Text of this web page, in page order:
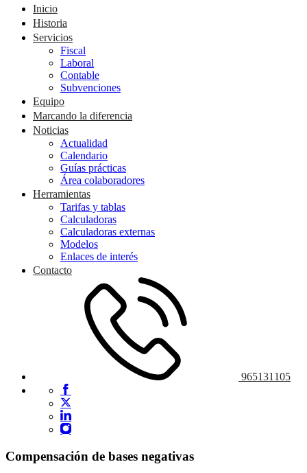
Inicio
Historia
Servicios
Fiscal
Laboral
Contable
Subvenciones
Equipo
Marcando la diferencia
Noticias
Actualidad
Calendario
Guías prácticas
Área colaboradores
Herramientas
Tarifas y tablas
Calculadoras
Calculadoras externas
Modelos
Enlaces de interés
Contacto
965131105
Compensación de bases negativas